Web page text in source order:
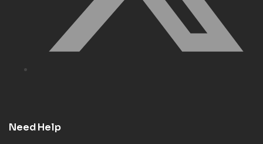
Need Help